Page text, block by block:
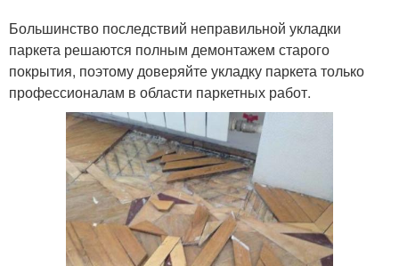
Большинство последствий неправильной укладки
паркета решаются полным демонтажем старого
покрытия, поэтому доверяйте укладку паркета только
профессионалам в области паркетных работ.